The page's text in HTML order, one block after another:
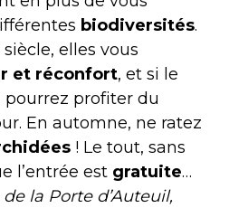
biodiversités.
elles vous
et réconfort, et si le
pourrez profiter du
En automne, ne ratez
! Le tout, sans
l’entrée est gratuite…
la Porte d’Auteuil,